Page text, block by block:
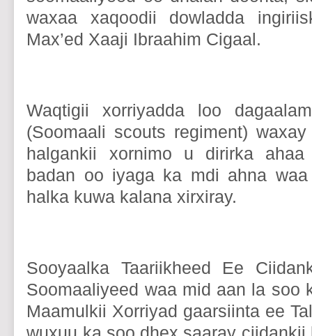
waxaa xaqoodii dowladda
Max’ed Xaaji Ibraahim Cigaal.
Waqtigii xorriyadda loo
(Soomaali scouts regiment)
halgankii xornimo u dirirka
badan oo iyaga ka mdi ahna waa
halka kuwa kalana xirxiray.
Sooyaalka Taariikheed Ee
Soomaaliyeed waa mid aan la soo
Maamulkii Xorriyad gaarsiinta ee